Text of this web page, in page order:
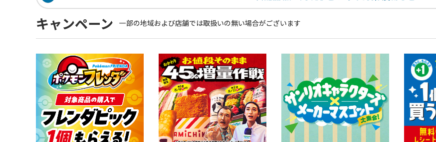
キャンペーン 一部の地域および店舗では取扱いの無い場合がございます